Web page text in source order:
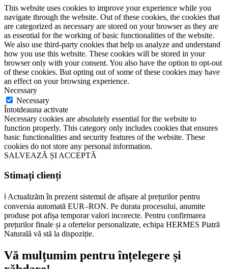
This website uses cookies to improve your experience while you
navigate through the website. Out of these cookies, the cookies that
are categorized as necessary are stored on your browser as they are
as essential for the working of basic functionalities of the website.
We also use third-party cookies that help us analyze and understand
how you use this website. These cookies will be stored in your
browser only with your consent. You also have the option to opt-out
of these cookies. But opting out of some of these cookies may have
an effect on your browsing experience.
Necessary
Necessary
Întotdeauna activate
Necessary cookies are absolutely essential for the website to
function properly. This category only includes cookies that ensures
basic functionalities and security features of the website. These
cookies do not store any personal information.
SALVEAZĂ ȘI ACCEPTĂ
Stimați clienți
ℹ️ Actualizăm în prezent sistemul de afișare al prețurilor pentru
conversia automată EUR–RON. Pe durata procesului, anumite
produse pot afișa temporar valori incorecte. Pentru confirmarea
prețurilor finale și a ofertelor personalizate, echipa HERMES Piatră
Naturală vă stă la dispoziție.
Vă mulțumim pentru înțelegere și